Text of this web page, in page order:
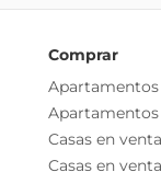
Comprar
Apartamentos
Casas en
Casas en